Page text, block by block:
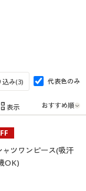
込み(3) 代表色のみ
表示
ツワンピース(吸汗
OK)